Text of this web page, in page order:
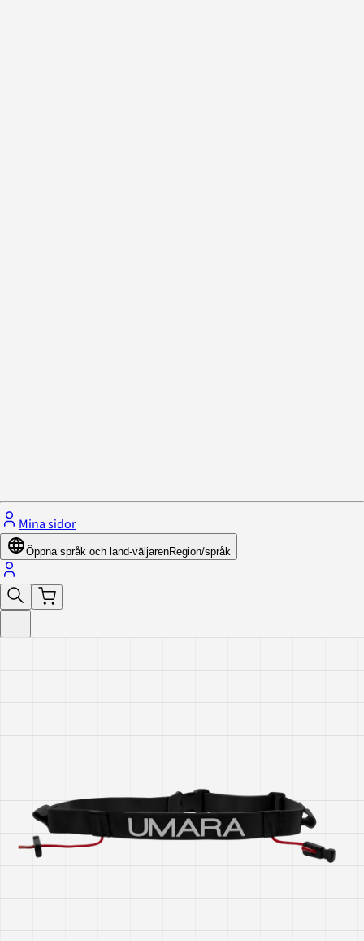
Mina sidor
Öppna språk och land-väljarenRegion/språk